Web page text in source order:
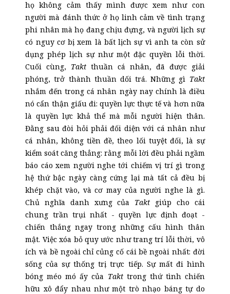
họ không cảm thấy mình được xem như con
người mà đánh thức ở họ linh cảm về tình trạng
phi nhân mà họ đang chịu đựng, và người lịch sự
có nguy cơ bị xem là bất lịch sự vì anh ta còn sử
dụng phép lịch sự như một đặc quyền lỗi thời.
Cuối cùng, Takt thuần cá nhân, đã được giải
phóng, trở thành thuần dối trá. Những gì Takt
nhắm đến trong cá nhân ngày nay chính là điều
nó cẩn thận giấu đi: quyền lực thực tế và hơn nữa
là quyền lực khả thể mà mỗi người hiện thân.
Đằng sau đòi hỏi phải đối diện với cá nhân như
cá nhân, không tiền đề, theo lối tuyệt đối, là sự
kiểm soát căng thẳng: rằng mỗi lời đều phải ngầm
báo cáo xem người nghe tới chiếm vị trí gì trong
hệ thứ bậc ngày càng cứng lại mà tất cả đều bị
khép chặt vào, và cơ may của người nghe là gì.
Chủ nghĩa danh xưng của Takt giúp cho cái
chung trần trụi nhất - quyền lực định đoạt -
chiến thắng ngay trong những cấu hình thân
mật. Việc xóa bỏ quy ước như trang trí lỗi thời, vô
ích và bề ngoài chỉ củng cố cái bề ngoài nhất: đời
sống của sự thống trị trực tiếp. Sự mất đi hình
bóng méo mó ấy của Takttrong thứ tình chiến
hữu xô đẩy nhau như một trò nhạo báng tự do